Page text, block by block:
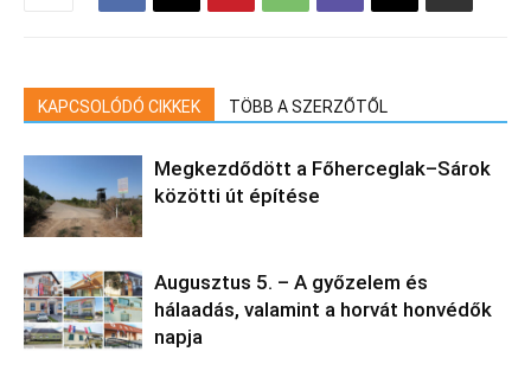
KAPCSOLÓDÓ CIKKEK TÖBB A SZERZŐTŐL
Megkezdődött a Főherceglak–Sárok
közötti út építése
Augusztus 5. – A győzelem és
hálaadás, valamint a horvát honvédők
napja